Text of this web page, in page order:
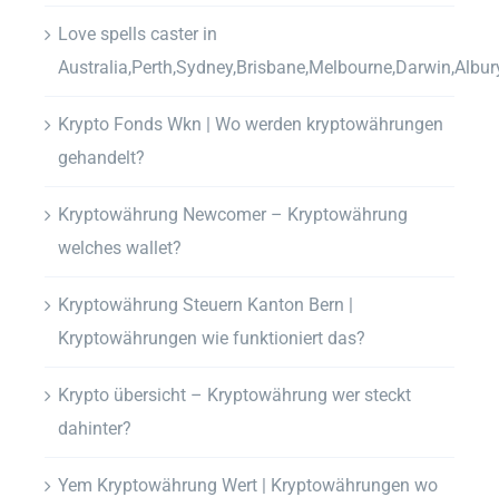
Love spells caster in
Krypto Fonds Wkn | Wo werden kryptowährungen
gehandelt?
Kryptowährung Newcomer – Kryptowährung
welches wallet?
Kryptowährung Steuern Kanton Bern |
Kryptowährungen wie funktioniert das?
Krypto übersicht – Kryptowährung wer steckt
dahinter?
Yem Kryptowährung Wert | Kryptowährungen wo